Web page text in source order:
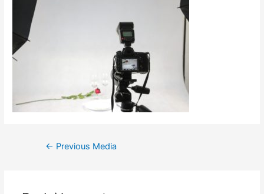
Nawigacja
← Previous Media